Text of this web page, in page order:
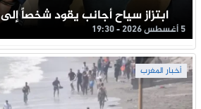
ابتزاز سياح أجانب يقود شخصاً
5 أغسطس 2026 - 19:30
أخبار المغرب